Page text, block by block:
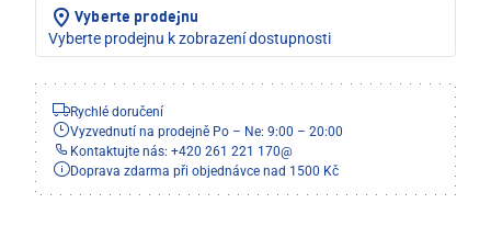
Vyberte prodejnu
Vyberte prodejnu k zobrazení dostupnosti
Rychlé doručení
Vyzvednutí na prodejně Po – Ne: 9:00 – 20:00
Kontaktujte nás: +420 261 221 170@
Doprava zdarma při objednávce nad 1500 Kč